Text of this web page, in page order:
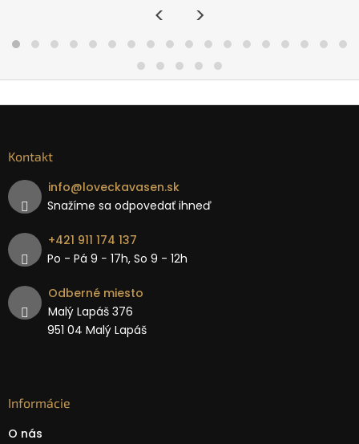
< >
Kontakt
info@loveckavasen.sk
Snažíme sa odpovedať ihneď
+421 911 174 137
Po - Pá 9 − 17h, So 9 - 12h
Odberné miesto
Malý Lapáš 376
951 04 Malý Lapáš
Informácie
O nás